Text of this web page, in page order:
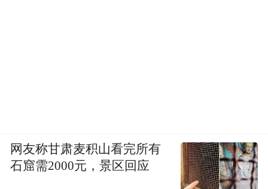
网友称甘肃麦积山看完所有
石窟需2000元，景区回应